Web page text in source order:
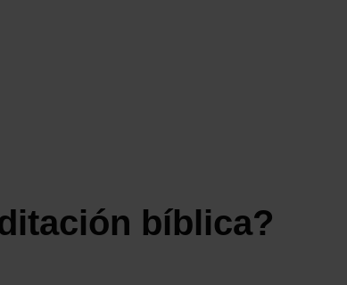
bíblica?